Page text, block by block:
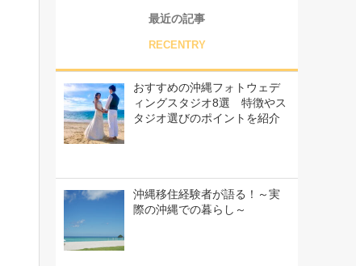
最近の記事
RECENTRY
おすすめの沖縄フォトウェデ
ィングスタジオ8選 特徴やス
タジオ選びのポイントを紹介
沖縄移住経験者が語る！～実
際の沖縄での暮らし～